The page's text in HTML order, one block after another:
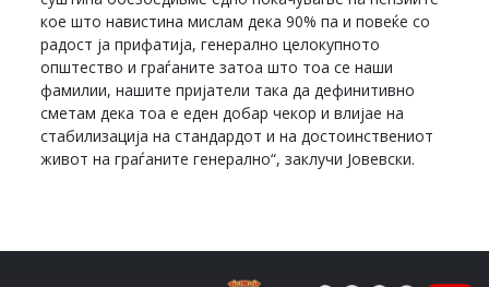
кое што навистина мислам дека 90% па и повеќе со
радост ја прифатија, генерално целокупното
општество и граѓаните затоа што тоа се наши
фамилии, нашите пријатели така да дефинитивно
сметам дека тоа е еден добар чекор и влијае на
стабилизација на стандардот и на достоинствениот
живот на граѓаните генерално“, заклучи Јовевски.